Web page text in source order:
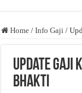
Home / Info Gaji /
Update Gaji
Bhakti